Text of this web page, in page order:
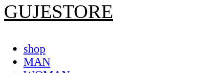
GUJESTORE
shop
MAN